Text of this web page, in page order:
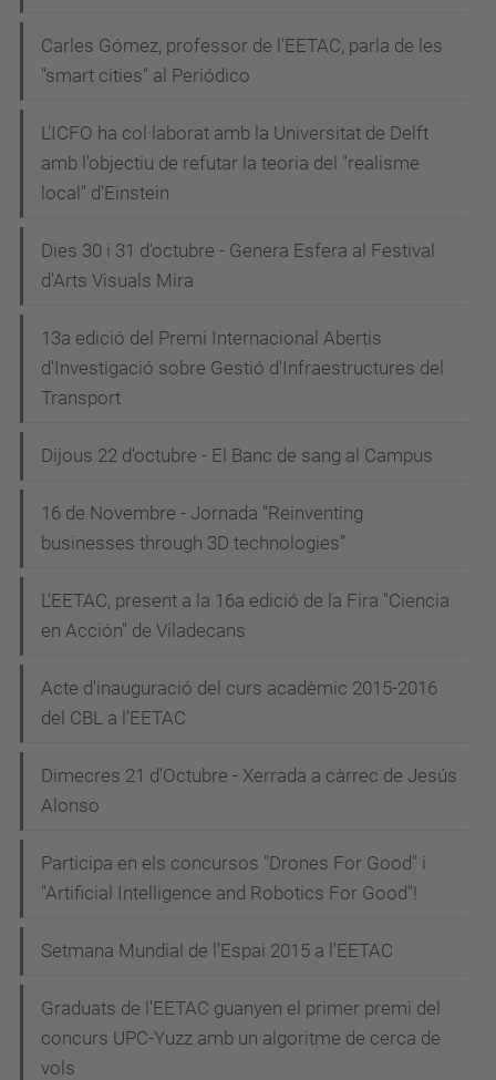
Carles Gómez, professor de l'EETAC, parla de les
"smart cities" al Periódico
L'ICFO ha col·laborat amb la Universitat de Delft
amb l'objectiu de refutar la teoria del "realisme
local" d'Einstein
Dies 30 i 31 d'octubre - Genera Esfera al Festival
d'Arts Visuals Mira
13a edició del Premi Internacional Abertis
d'Investigació sobre Gestió d'Infraestructures del
Transport
Dijous 22 d'octubre - El Banc de sang al Campus
16 de Novembre - Jornada “Reinventing
businesses through 3D technologies”
L'EETAC, present a la 16a edició de la Fira "Ciencia
en Acción" de Viladecans
Acte d'inauguració del curs acadèmic 2015-2016
del CBL a l'EETAC
Dimecres 21 d'Octubre - Xerrada a càrrec de Jesús
Alonso
Participa en els concursos "Drones For Good" i
"Artificial Intelligence and Robotics For Good"!
Setmana Mundial de l'Espai 2015 a l'EETAC
Graduats de l'EETAC guanyen el primer premi del
concurs UPC-Yuzz amb un algoritme de cerca de
vols